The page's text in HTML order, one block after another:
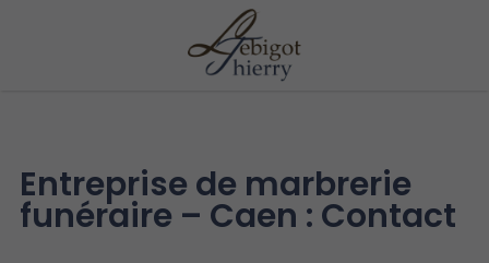
Entreprise de marbrerie
funéraire – Caen : Contact